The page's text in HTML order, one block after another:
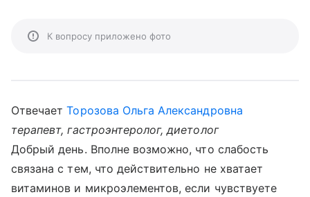
К вопросу приложено фото
ОтвечаетТорозова Ольга Александровна
терапевт, гастроэнтеролог, диетолог
Добрый день. Вполне возможно, что слабость
связана с тем, что действительно не хватает
витаминов и микроэлементов, если чувствуете